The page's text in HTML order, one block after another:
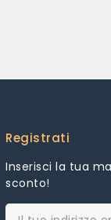
Registrati
Inserisci la tua
sconto!